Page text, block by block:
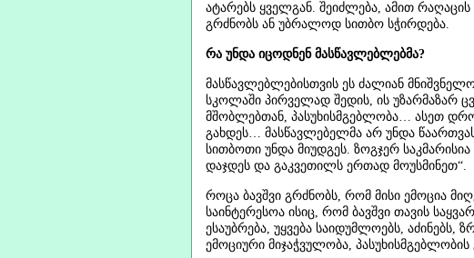
ატარებს ყველგან. შეიძლება, ამით
გრძნობს ან უბრალოდ სითბო სჭირდება.
რა უნდა იცოდნენ მასწავლებლებმა?
მასწავლებლებისთვის ეს ძალიან
სკოლაში პირველად შედის, ის უზარმაზარ
მშობლებთან, პასუხისმგებლობა… ასეთ
გახდეს… მასწავლებელმა არ უნდა
სითბოთი უნდა მიუდგეს. ზოგჯერ
დაჯდეს და გაკვეთილს ერთად მოუსმინეთ“.
როცა ბავშვი გრძნობს, რომ მისი ემოცია
საინტერესოა ისიც, რომ ბავშვი თავის
ესაუბრება, უყვება საიდუმლოებს, აძინებს,
ემოციური მიჯაჭვულობა,